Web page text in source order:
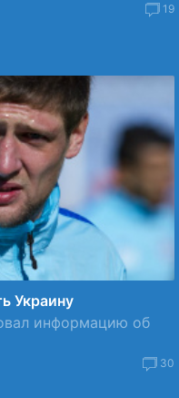
19
Украину
информацию об
30